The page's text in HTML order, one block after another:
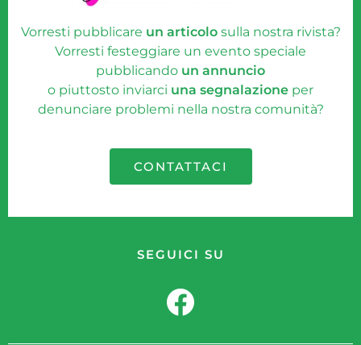
Vorresti pubblicare un articolosulla nostra rivista?
Vorresti festeggiare un evento speciale
pubblicando un annuncio
o piuttosto inviarci una segnalazione per
denunciare problemi nella nostra comunità?
CONTATTACI
SEGUICI SU